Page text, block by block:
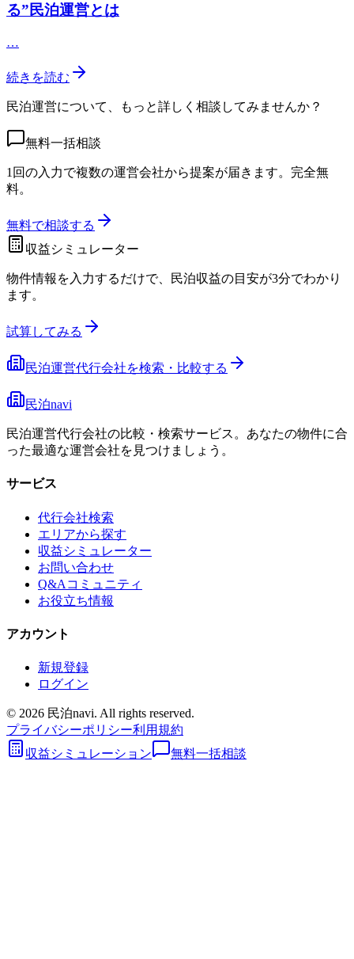
る”民泊運営とは
…
続きを読む
民泊運営について、もっと詳しく相談してみませんか？
無料一括相談
1回の入力で複数の運営会社から提案が届きます。完全無
料。
無料で相談する
収益シミュレーター
物件情報を入力するだけで、民泊収益の目安が3分でわかり
ます。
試算してみる
民泊運営代行会社を検索・比較する
民泊navi
民泊運営代行会社の比較・検索サービス。あなたの物件に合
った最適な運営会社を見つけましょう。
サービス
代行会社検索
エリアから探す
収益シミュレーター
お問い合わせ
Q&Aコミュニティ
お役立ち情報
アカウント
新規登録
ログイン
© 2026 民泊navi. All rights reserved.
プライバシーポリシー利用規約
収益シミュレーション
無料一括相談